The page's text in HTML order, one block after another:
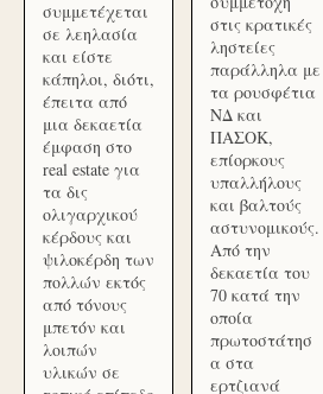
συμμετέχεται
σε λεηλασία
και είστε
κάπηλοι, διότι,
έπειτα από
μια δεκαετία
έμφαση στο
real estate για
τα δις
ολιγαρχικού
κέρδους και
ψιλοκέρδη των
πολλών εκτός
από τόνους
μπετόν και
λοιπών
υλικών σε
στις κρατικές
ληστείες
παράλληλα με
τα ρουσφέτια
ΝΔ και
ΠΑΣΟΚ,
επίορκους
υπαλλήλους
και βαλτούς
αστυνομικούς.
Από την
δεκαετία του
70 κατά την
οποία
πρωτοστάτησ
α στα
ερτζιανά